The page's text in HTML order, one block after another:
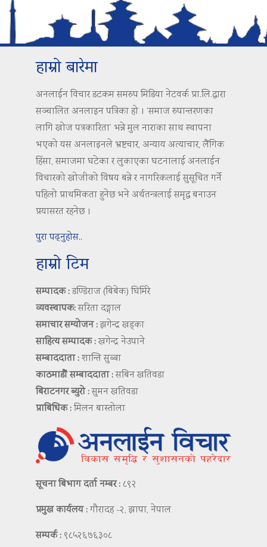
हाम्रो बारेमा
अनलाईन विचार डटकम समरुप मिडिया नेटवर्क प्रा.लि.द्वारा
सञ्चालित अनलाइन पत्रिका हो । ‘समाज रुपान्तरणका
लागि खोज पत्रकारिता’ भन्ने मुल नाराका साथ स्थापना
भएको यस अनलाइनले भ्रष्टचार, अन्याय अत्याचार, लैंगिक
हिंसा, समाजमा घटेका र लुकाएका घटनालाई अनलाईन
विचारको खोजीको विषय बन्ने र नागरिकलाई सुसूचित गर्ने
पहिलो प्राथमिकता हुनेछ भने अर्थतन्त्रलाई समृद्ध बनाउन
प्रयासरत रहनेछ ।
पुरा पढ्नुहोस..
हाम्रो टिम
सम्पादक :डण्डिराज (बिबेक) घिमिरे
व्यवस्थापक:सरिता दङ्गाल
समाचार सम्योजन :झगेन्द्र खड्का
साहित्य सम्पादक :खगेन्द्र नेउपाने
सम्बाददाता :शान्ति सुब्बा
काठमाडौं सम्बाददाता :सबिन खतिवडा
बिराटनगर ब्युरो :सुमन खतिवडा
प्राबिधिक :मिलन बास्तोला
सूचना बिभाग दर्ता नम्बर : ८९२
प्रमुख कार्यलय :गौरादह -२, झापा, नेपाल
सम्पर्क : ९८५२६७६३०८